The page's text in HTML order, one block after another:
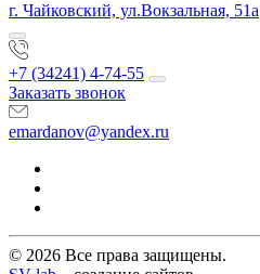
г. Чайковский, ул.Вокзальная, 51а
+7 (34241) 4-74-55
Заказать звонок
emardanov@yandex.ru
© 2026 Все права защищены.